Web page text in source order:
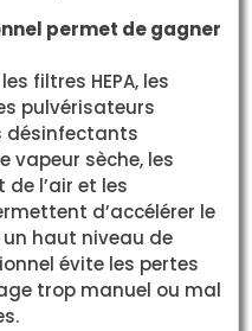
permet de gagner
filtres HEPA, les
pulvérisateurs
désinfectants
vapeur sèche, les
l’air et les
d’accélérer le
haut niveau de
évite les pertes
trop manuel ou mal